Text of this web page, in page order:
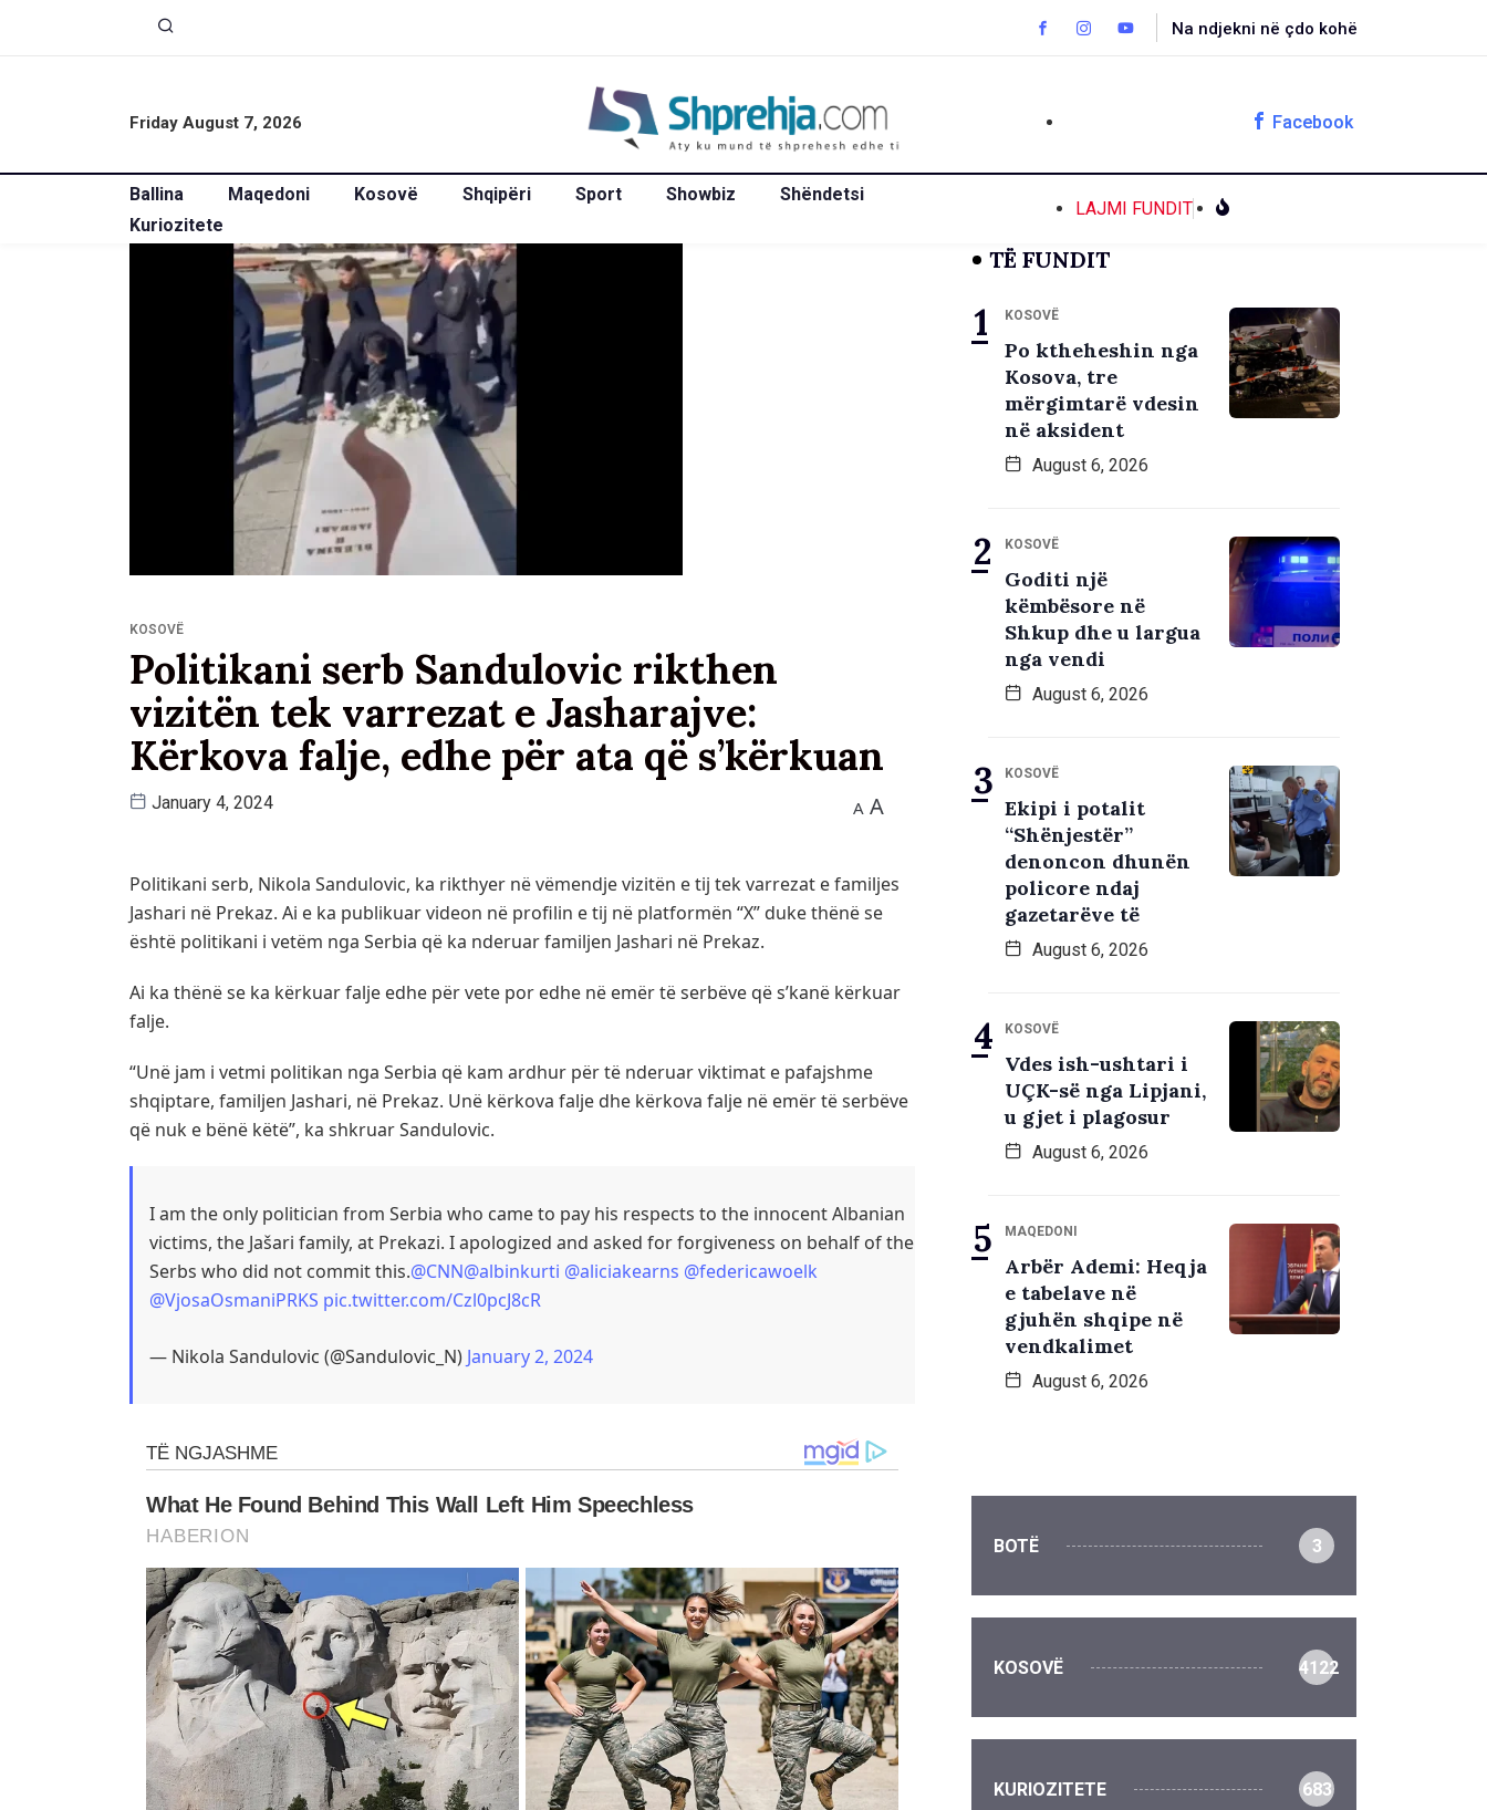
Na ndjekni në çdo kohë
Friday August 7, 2026 Facebook
Ballina Maqedoni Kosovë Shqipëri Sport Showbiz
Shëndetsi
Kuriozitete
LAJMI FUNDIT
KOSOVË
Politikani serb Sandulovic rikthen
vizitën tek varrezat e Jasharajve:
Kërkova falje, edhe për ata që s’kërkuan
January 4, 2024 A A
Politikani serb, Nikola Sandulovic, ka rikthyer në vëmendje vizitën e tij tek varrezat e familjes
Jashari në Prekaz. Ai e ka publikuar videon në profilin e tij në platformën “X” duke thënë se
është politikani i vetëm nga Serbia që ka nderuar familjen Jashari në Prekaz.
Ai ka thënë se ka kërkuar falje edhe për vete por edhe në emër të serbëve që s’kanë kërkuar
falje.
“Unë jam i vetmi politikan nga Serbia që kam ardhur për të nderuar viktimat e pafajshme
shqiptare, familjen Jashari, në Prekaz. Unë kërkova falje dhe kërkova falje në emër të serbëve
që nuk e bënë këtë”, ka shkruar Sandulovic.
I am the only politician from Serbia who came to pay his respects to the innocent Albanian
victims, the Jašari family, at Prekazi. I apologized and asked for forgiveness on behalf of the
Serbs who did not commit this.@CNN@albinkurti @aliciakearns @federicawoelk
@VjosaOsmaniPRKS pic.twitter.com/Czl0pcJ8cR
— Nikola Sandulovic (@Sandulovic_N) January 2, 2024
TË FUNDIT
KOSOVË
Po ktheheshin nga
Kosova, tre
mërgimtarë vdesin
në aksident
August 6, 2026
KOSOVË
Goditi një
këmbësore në
Shkup dhe u largua
nga vendi
August 6, 2026
KOSOVË
Ekipi i potalit
“Shënjestër”
denoncon dhunën
policore ndaj
gazetarëve të
August 6, 2026
KOSOVË
Vdes ish-ushtari i
UÇK-së nga Lipjani,
u gjet i plagosur
August 6, 2026
MAQEDONI
Arbër Ademi: Heqja
e tabelave në
gjuhën shqipe në
vendkalimet
August 6, 2026
BOTË 3
KOSOVË 4122
KURIOZITETE 683